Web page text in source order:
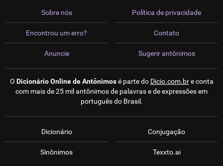
Sobre nós
Encontrou um erro?
Anuncie
Política de privacidade
Contato
Sugerir antônimos
O Dicionário Online de Antônimosé parte do Dicio.com.bre conta
com mais de 25 mil antônimos de palavras e de expressões em
português do Brasil.
Dicionário
Sinônimos
Conjugação
Texxto.ai